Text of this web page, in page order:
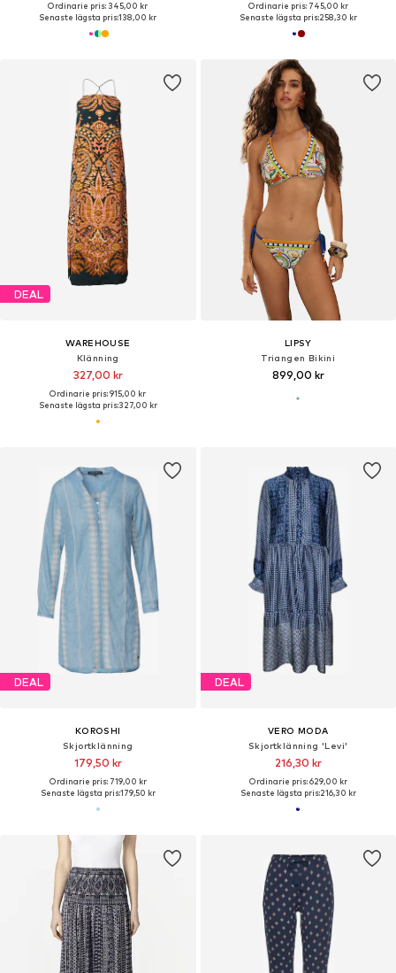
Ordinarie pris: 345,00 kr
Senaste lägsta pris:138,00 kr
Ordinarie pris: 745,00 kr
Senaste lägsta pris:258,30 kr
DEAL
WAREHOUSE
Klänning
327,00 kr
Ordinarie pris: 915,00 kr
Senaste lägsta pris:327,00 kr
LIPSY
Triangen Bikini
899,00 kr
DEAL
KOROSHI
Skjortklänning
179,50 kr
Ordinarie pris: 719,00 kr
Senaste lägsta pris:179,50 kr
DEAL
VERO MODA
Skjortklänning 'Levi'
216,30 kr
Ordinarie pris: 629,00 kr
Senaste lägsta pris:216,30 kr